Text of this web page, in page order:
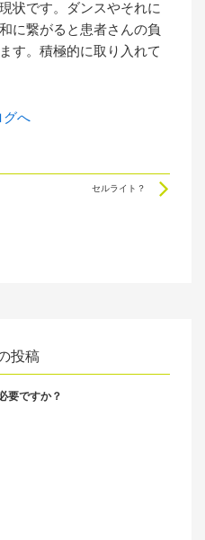
状です。ダンスやそれに
に繋がると患者さんの負
す。積極的に取り入れて
セルライト？
投稿
要ですか？